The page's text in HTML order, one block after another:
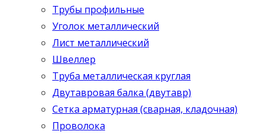
Трубы профильные
Уголок металлический
Лист металлический
Швеллер
Труба металлическая круглая
Двутавровая балка (двутавр)
Сетка арматурная (сварная, кладочная)
Проволока